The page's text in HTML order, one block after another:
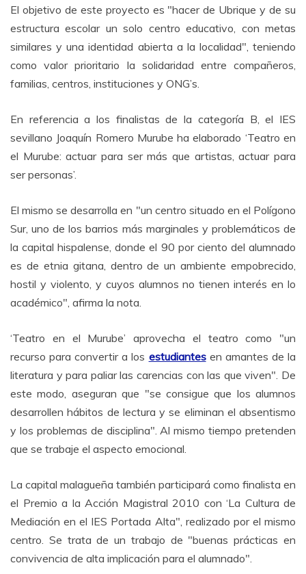
El objetivo de este proyecto es "hacer de Ubrique y de su
estructura escolar un solo centro educativo, con metas
similares y una identidad abierta a la localidad", teniendo
como valor prioritario la solidaridad entre compañeros,
familias, centros, instituciones y ONG’s.
En referencia a los finalistas de la categoría B, el IES
sevillano Joaquín Romero Murube ha elaborado ‘Teatro en
el Murube: actuar para ser más que artistas, actuar para
ser personas’.
El mismo se desarrolla en "un centro situado en el Polígono
Sur, uno de los barrios más marginales y problemáticos de
la capital hispalense, donde el 90 por ciento del alumnado
es de etnia gitana, dentro de un ambiente empobrecido,
hostil y violento, y cuyos alumnos no tienen interés en lo
académico", afirma la nota.
‘Teatro en el Murube’ aprovecha el teatro como "un
recurso para convertir a los estudiantesen amantes de la
literatura y para paliar las carencias con las que viven". De
este modo, aseguran que "se consigue que los alumnos
desarrollen hábitos de lectura y se eliminan el absentismo
y los problemas de disciplina". Al mismo tiempo pretenden
que se trabaje el aspecto emocional.
La capital malagueña también participará como finalista en
el Premio a la Acción Magistral 2010 con ‘La Cultura de
Mediación en el IES Portada Alta", realizado por el mismo
centro. Se trata de un trabajo de "buenas prácticas en
convivencia de alta implicación para el alumnado".